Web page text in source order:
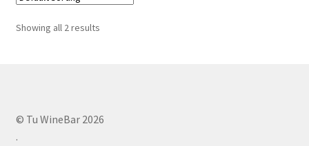
Showing all 2 results
© Tu WineBar 2026
.